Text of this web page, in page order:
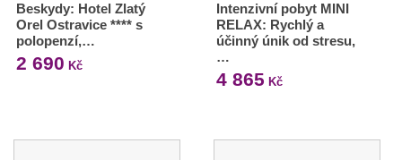
Beskydy: Hotel Zlatý
Orel Ostravice **** s
polopenzí,…
2 690 Kč
Intenzivní pobyt MINI
RELAX: Rychlý a
účinný únik od stresu,
…
4 865 Kč